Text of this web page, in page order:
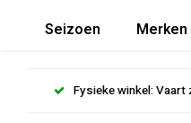
Seizoen
Merken
Fysieke winkel: